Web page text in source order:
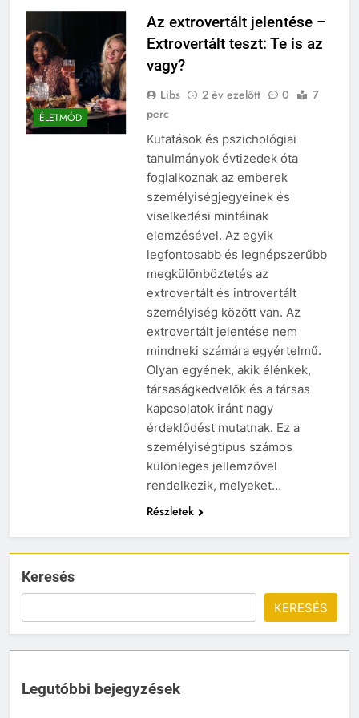
ÉLETMÓD
Az extrovertált jelentése –
Extrovertált teszt: Te is az
vagy?
Libs 2 év ezelőtt 0
7
perc
Kutatások és pszichológiai
tanulmányok évtizedek óta
foglalkoznak az emberek
személyiségjegyeinek és
viselkedési mintáinak
elemzésével. Az egyik
legfontosabb és legnépszerűbb
megkülönböztetés az
extrovertált és introvertált
személyiség között van. Az
extrovertált jelentése nem
mindneki számára egyértelmű.
Olyan egyének, akik élénkek,
társaságkedvelők és a társas
kapcsolatok iránt nagy
érdeklődést mutatnak. Ez a
személyiségtípus számos
különleges jellemzővel
rendelkezik, melyeket…
Részletek
Keresés
KERESÉS
Legutóbbi bejegyzések